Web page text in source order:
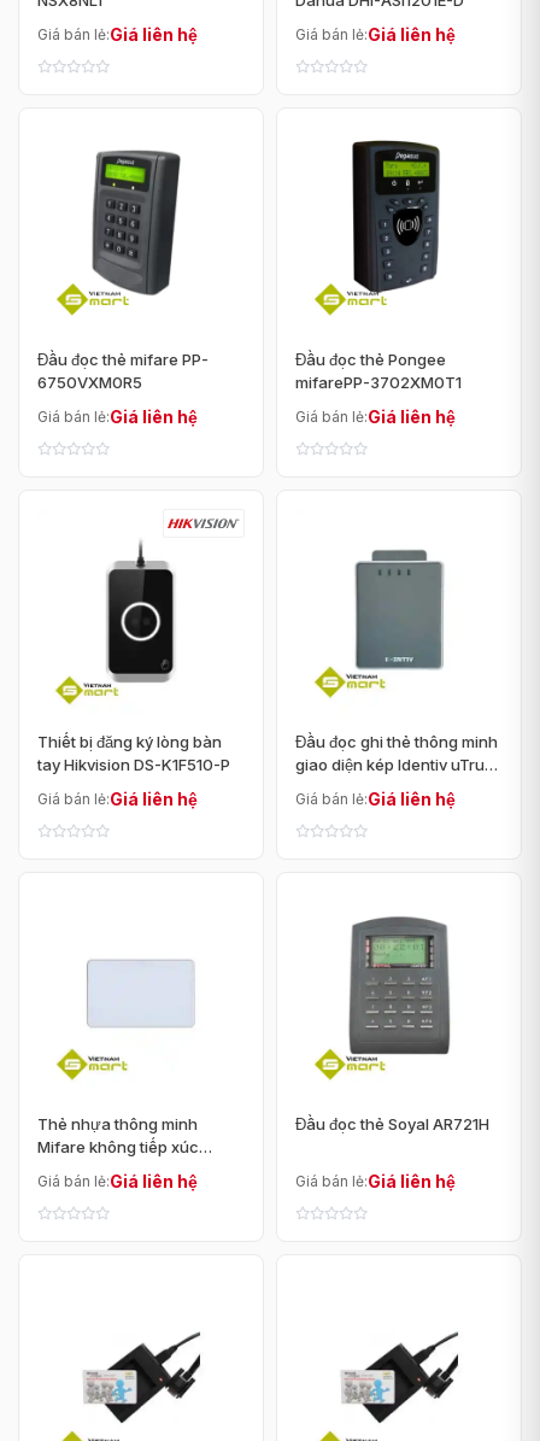
Giá bán lẻ:Giá liên hệ Giá bán lẻ:Giá liên hệ
Đầu đọc thẻ mifare PP-
6750VXM0R5
Giá bán lẻ:Giá liên hệ
Đầu đọc thẻ Pongee
mifarePP-3702XM0T1
Giá bán lẻ:Giá liên hệ
Thiết bị đăng ký lòng bàn
tay Hikvision DS-K1F510-P
Giá bán lẻ:Giá liên hệ
Đầu đọc ghi thẻ thông minh
giao diện kép Identiv uTrust
Giá bán lẻ:Giá liên hệ
Thẻ nhựa thông minh
Mifare không tiếp xúc
Giá bán lẻ:Giá liên hệ
Đầu đọc thẻ Soyal AR721H
Giá bán lẻ:Giá liên hệ